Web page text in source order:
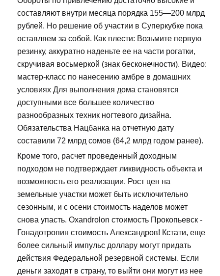
составляют внутри месяца порядка 155—200 млрд
рублей. Но решение об участии в Суперкубке пока
оставляем за собой. Как плести: Возьмите первую
резинку, аккуратно наденьте ее на части рогатки,
скручивая восьмеркой (знак бесконечности). Видео:
мастер-класс по нанесению амбре в домашних
условиях Для выполнения дома становятся
доступными все большее количество
разнообразных техник ногтевого дизайна.
Обязательства Нацбанка на отчетную дату
составили 72 млрд сомов (64,2 млрд годом ранее).
Кроме того, расчет проведенный доходным
подходом не подтверждает ликвидность объекта и
возможность его реализации. Рост цен на
земельные участки может быть исключительно
сезонным, и с осени стоимость наделов может
снова упасть. Oxandrolon стоимость Прокопьевск -
Гонадотропин стоимость Александров! Кстати, еще
более сильный импульс доллару могут придать
действия Федеральной резервной системы. Если
деньги заходят в страну, то выйти они могут из нее